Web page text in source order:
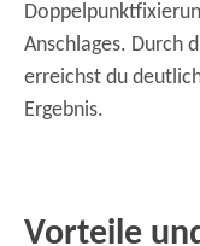
Anschlages. Durch
erreichst du
Ergebnis.
Vorteile